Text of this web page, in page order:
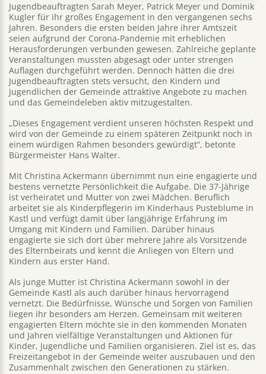
Jugendbeauftragten Sarah Meyer, Patrick Meyer und Dominik
Kugler für ihr großes Engagement in den vergangenen sechs
Jahren. Besonders die ersten beiden Jahre ihrer Amtszeit
seien aufgrund der Corona-Pandemie mit erheblichen
Herausforderungen verbunden gewesen. Zahlreiche geplante
Veranstaltungen mussten abgesagt oder unter strengen
Auflagen durchgeführt werden. Dennoch hätten die drei
Jugendbeauftragten stets versucht, den Kindern und
Jugendlichen der Gemeinde attraktive Angebote zu machen
und das Gemeindeleben aktiv mitzugestalten.
„Dieses Engagement verdient unseren höchsten Respekt und
wird von der Gemeinde zu einem späteren Zeitpunkt noch in
einem würdigen Rahmen besonders gewürdigt“, betonte
Bürgermeister Hans Walter.
Mit Christina Ackermann übernimmt nun eine engagierte und
bestens vernetzte Persönlichkeit die Aufgabe. Die 37-Jährige
ist verheiratet und Mutter von zwei Mädchen. Beruflich
arbeitet sie als Kinderpflegerin im Kinderhaus Pusteblume in
Kastl und verfügt damit über langjährige Erfahrung im
Umgang mit Kindern und Familien. Darüber hinaus
engagierte sie sich dort über mehrere Jahre als Vorsitzende
des Elternbeirats und kennt die Anliegen von Eltern und
Kindern aus erster Hand.
Als junge Mutter ist Christina Ackermann sowohl in der
Gemeinde Kastl als auch darüber hinaus hervorragend
vernetzt. Die Bedürfnisse, Wünsche und Sorgen von Familien
liegen ihr besonders am Herzen. Gemeinsam mit weiteren
engagierten Eltern möchte sie in den kommenden Monaten
und Jahren vielfältige Veranstaltungen und Aktionen für
Kinder, Jugendliche und Familien organisieren. Ziel ist es, das
Freizeitangebot in der Gemeinde weiter auszubauen und den
Zusammenhalt zwischen den Generationen zu stärken.